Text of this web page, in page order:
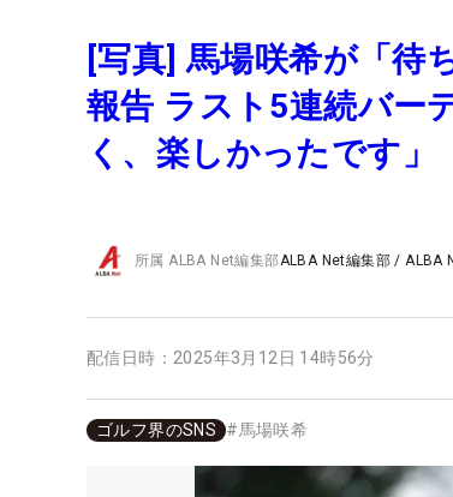
[写真] 馬場咲希が「待
報告 ラスト5連続バー
く、楽しかったです」
所属ALBA Net編集部ALBA Net編集部 /ALBA
配信日時： 2025年3月12日 14時56分
ゴルフ界のSNS #馬場咲希